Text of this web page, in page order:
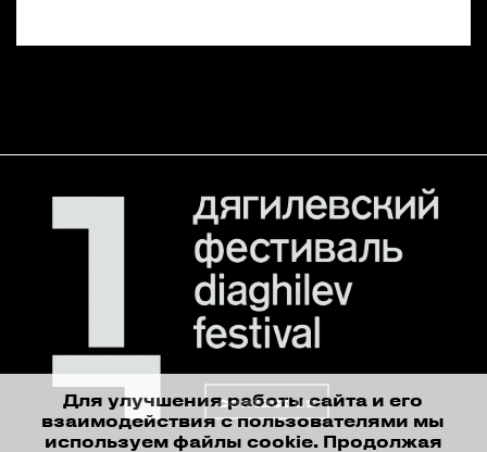
contact us
Для улучшения работы сайта и его
взаимодействия с пользователями мы
используем файлы cookie. Продолжая